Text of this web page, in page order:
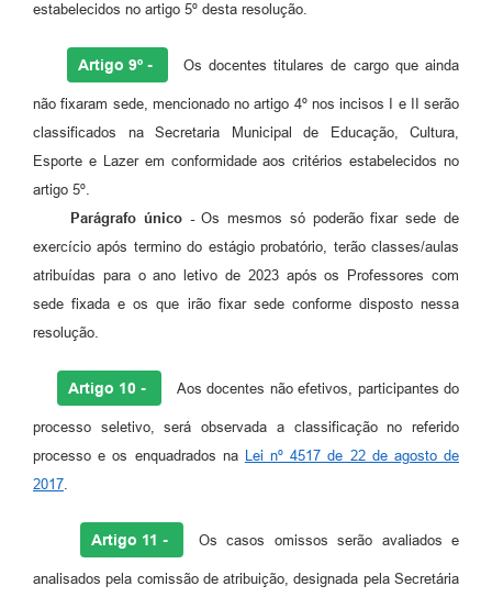
estabelecidos no artigo 5º desta resolução.
Artigo 9º - Os docentes titulares de cargo que ainda
não fixaram sede, mencionado no artigo 4º nos incisos I e II serão
classificados na Secretaria Municipal de Educação, Cultura,
Esporte e Lazer em conformidade aos critérios estabelecidos no
artigo 5º.
Parágrafo único -Os mesmos só poderão fixar sede de
exercício após termino do estágio probatório, terão classes/aulas
atribuídas para o ano letivo de 2023 após os Professores com
sede fixada e os que irão fixar sede conforme disposto nessa
resolução.
Artigo 10 - Aos docentes não efetivos, participantes do
processo seletivo, será observada a classificação no referido
processo e os enquadrados na Lei nº 4517 de 22 de agosto de
2017.
Artigo 11 - Os casos omissos serão avaliados e
analisados pela comissão de atribuição, designada pela Secretária